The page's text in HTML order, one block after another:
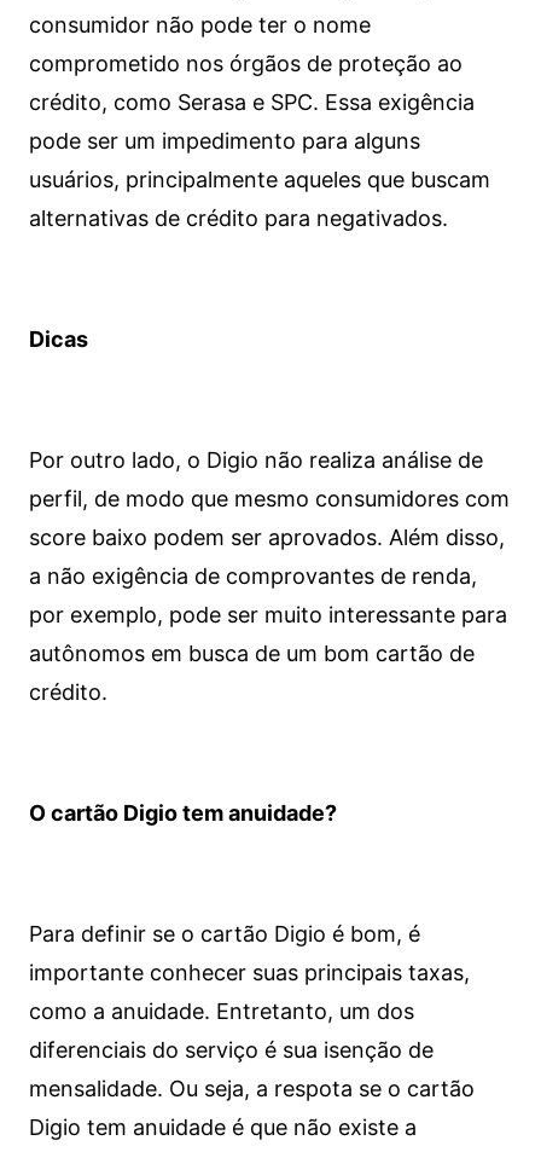
consumidor não pode ter o nome
comprometido nos órgãos de proteção ao
crédito, como Serasa e SPC. Essa exigência
pode ser um impedimento para alguns
usuários, principalmente aqueles que buscam
alternativas de crédito para negativados.
Dicas
Por outro lado, o Digio não realiza análise de
perfil, de modo que mesmo consumidores com
score baixo podem ser aprovados. Além disso,
a não exigência de comprovantes de renda,
por exemplo, pode ser muito interessante para
autônomos em busca de um bom cartão de
crédito.
O cartão Digio tem anuidade?
Para definir se o cartão Digio é bom, é
importante conhecer suas principais taxas,
como a anuidade. Entretanto, um dos
diferenciais do serviço é sua isenção de
mensalidade. Ou seja, a respota se o cartão
Digio tem anuidade é que não existe a